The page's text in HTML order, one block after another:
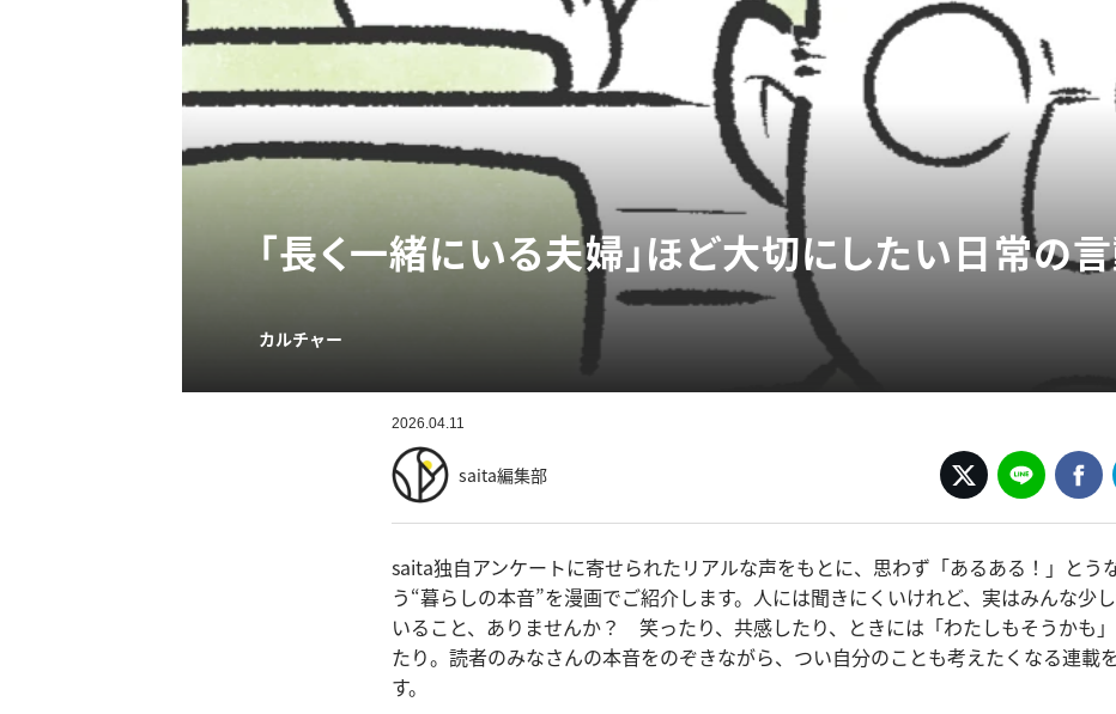
「長く一緒にいる夫婦」ほど大切にしたい日常の言
カルチャー
2026.04.11
saita編集部
saita独自アンケートに寄せられたリアルな声をもとに、思わず「あるある！」とう
う“暮らしの本音”を漫画でご紹介します。人には聞きにくいけれど、実はみんな少
いること、ありませんか？ 笑ったり、共感したり、ときには「わたしもそうかも
たり。読者のみなさんの本音をのぞきながら、つい自分のことも考えたくなる連載
す。